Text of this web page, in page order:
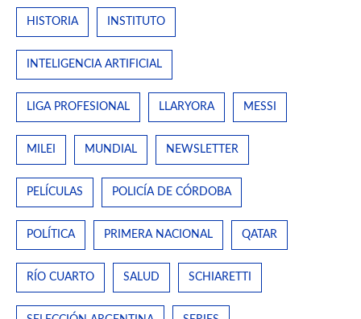
HISTORIA INSTITUTO
INTELIGENCIA ARTIFICIAL
LIGA PROFESIONAL LLARYORA MESSI
MILEI MUNDIAL NEWSLETTER
PELÍCULAS POLICÍA DE CÓRDOBA
POLÍTICA PRIMERA NACIONAL QATAR
RÍO CUARTO SALUD SCHIARETTI